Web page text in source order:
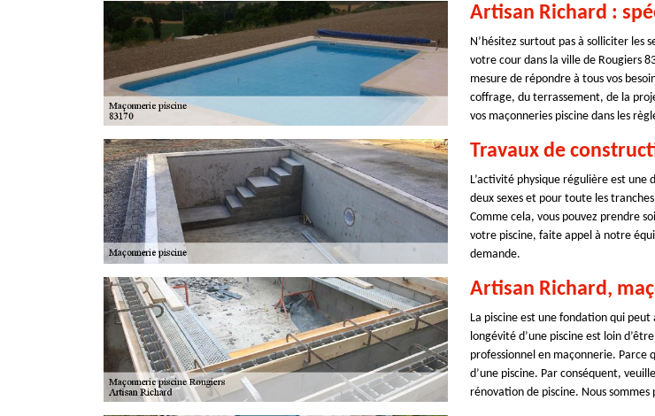
Artisan Richard :
N’hésitez surtout pas à solliciter les
votre cour dans la ville de Rougiers
mesure de répondre à tous vos
coffrage, du terrassement, de la
vos maçonneries piscine dans les
Travaux de
L’activité physique régulière est
deux sexes et pour toute les
Comme cela, vous pouvez prendre
votre piscine, faite appel à notre
demande.
Artisan Richard,
La piscine est une fondation qui
longévité d’une piscine est loin
professionnel en maçonnerie.
d’une piscine. Par conséquent,
rénovation de piscine. Nous